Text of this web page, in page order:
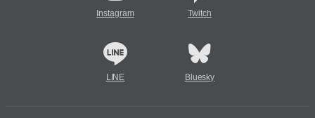
Instagram Twitch
LINE Bluesky